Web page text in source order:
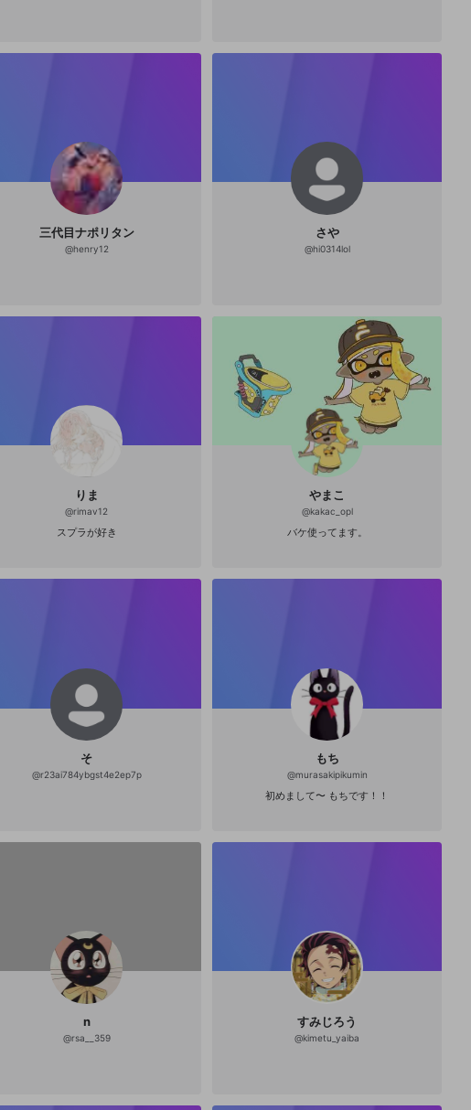
三代目ナポリタン
@henry12
さや
@hi0314lol
りま
@rimav12
スプラが好き
やまこ
@kakac_opl
バケ使ってます。
そ
@r23ai784ybgst4e2ep7p
もち
@murasakipikumin
初めまして〜 もちです！！
n
@rsa__359
すみじろう
@kimetu_yaiba